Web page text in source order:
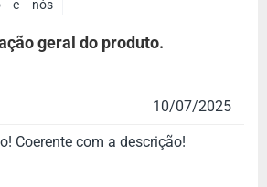
e nós
geral do produto.
10/07/2025
Coerente com a descrição!